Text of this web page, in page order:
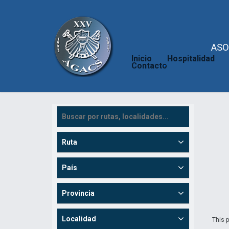
Inicio Hospitalidad
Contacto
This
Ruta
País
Provincia
Localidad